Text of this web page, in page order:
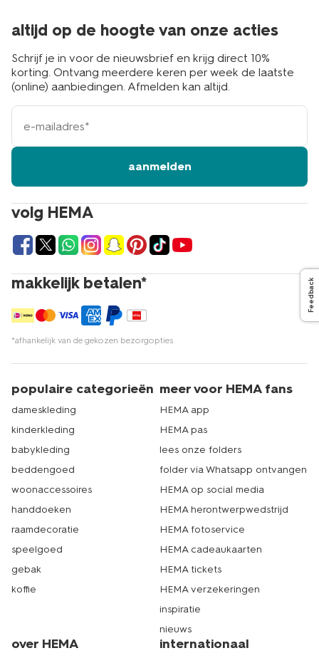
volg HEMA
makkelijk betalen*
*afhankelijk van de gekozen bezorgopties
altijd op de hoogte van onze acties
Schrijf je in voor de nieuwsbrief en krijg direct 10%
korting. Ontvang meerdere keren per week de laatste
(online) aanbiedingen. Afmelden kan altijd.
e-
mailadres
aanmelden
populaire categorieën
dameskleding
kinderkleding
babykleding
beddengoed
woonaccessoires
handdoeken
raamdecoratie
speelgoed
gebak
koffie
meer voor HEMA fans
HEMA app
HEMA pas
lees onze folders
folder via Whatsapp ontvangen
HEMA op social media
HEMA herontwerpwedstrijd
HEMA fotoservice
HEMA cadeaukaarten
HEMA tickets
HEMA verzekeringen
inspiratie
nieuws
over HEMA internationaal
Feedback